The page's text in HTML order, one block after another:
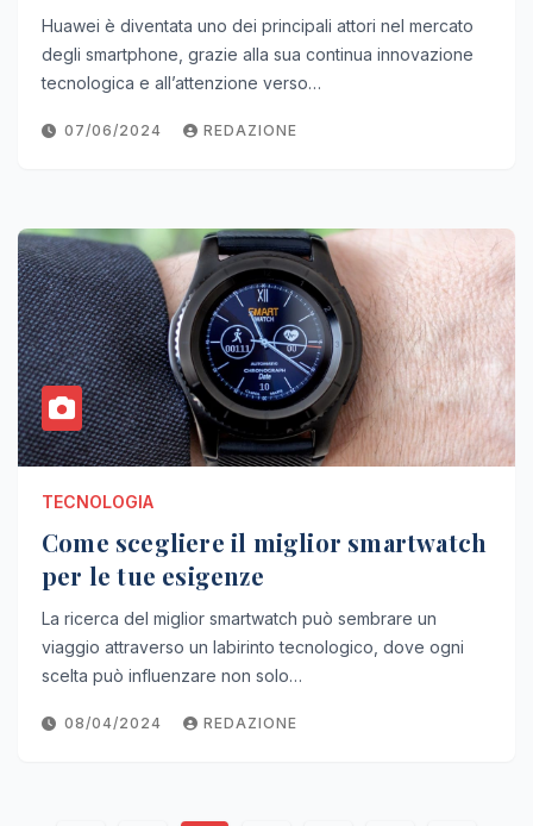
Huawei è diventata uno dei principali attori nel mercato
degli smartphone, grazie alla sua continua innovazione
tecnologica e all’attenzione verso…
07/06/2024 REDAZIONE
TECNOLOGIA
Come scegliere il miglior smartwatch
per le tue esigenze
La ricerca del miglior smartwatch può sembrare un
viaggio attraverso un labirinto tecnologico, dove ogni
scelta può influenzare non solo…
08/04/2024 REDAZIONE